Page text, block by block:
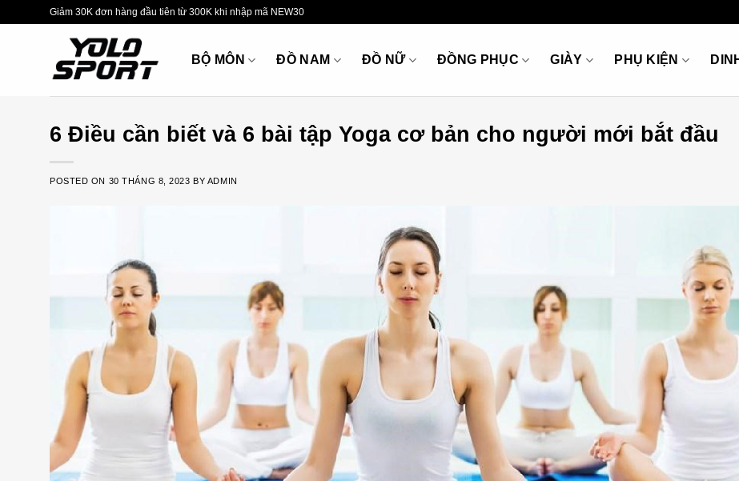
Giảm 30K đơn hàng đầu tiên từ 300K khi nhập mã NEW30
BỘ MÔN ĐỒ NAM ĐỒ NỮ ĐỒNG PHỤC GIÀY PHỤ KIỆN
6 Điều cần biết và 6 bài tập Yoga cơ bản cho người mới bắt đầu
POSTED ON 30 THÁNG 8, 2023 BY ADMIN